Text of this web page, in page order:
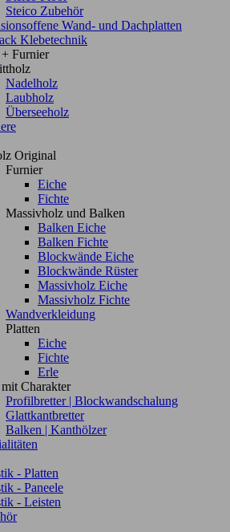
Steico Zubehör
Wand- und Dachplatten
Klebetechnik
Furnier
Nadelholz
Laubholz
Überseeholz
Original
Furnier
Eiche
Fichte
Massivholz und Balken
Balken Eiche
Balken Fichte
Blockwände Eiche
Blockwände Rüster
Massivholz Eiche
Massivholz Fichte
Wandverkleidung
Platten
Eiche
Fichte
Erle
Charakter
Profilbretter | Blockwandschalung
Glattkantbretter
Balken | Kanthölzer
- Platten
- Paneele
- Leisten